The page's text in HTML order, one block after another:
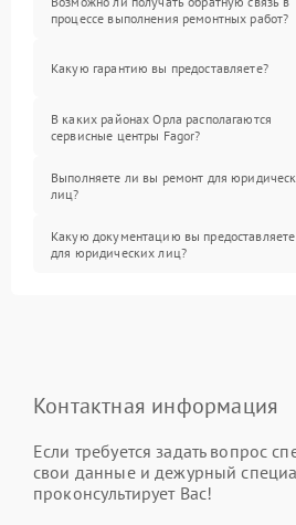
процессе выполнения ремонтных работ?
Какую гарантию вы предоставляете?
В каких районах Орла располагаются
сервисные центры Fagor?
Выполняете ли вы ремонт для
лиц?
Какую документацию вы предоставляете
для юридических лиц?
Контактная информация
Если требуется задать вопрос
свои данные и дежурный
проконсультирует Вас!